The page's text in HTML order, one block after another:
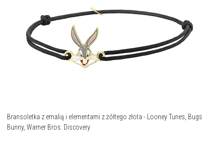
Bransoletka z emalią i elementami z żółtego złota - Looney Tunes, Bugs
Bunny, Warner Bros. Discovery